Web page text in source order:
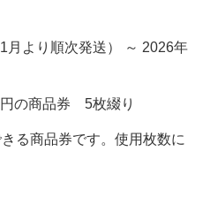
り順次発送） ～ 2026年
の商品券 5枚綴り
る商品券です。使用枚数に